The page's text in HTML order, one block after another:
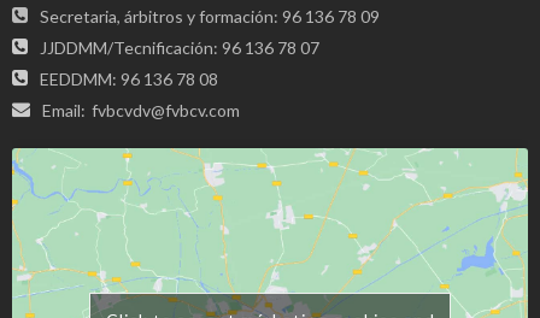
Secretaria, árbitros y formación: 96 136 78 09
JJDDMM/Tecnificación: 96 136 78 07
EEDDMM: 96 136 78 08
Email: fvbcvdv@fvbcv.com